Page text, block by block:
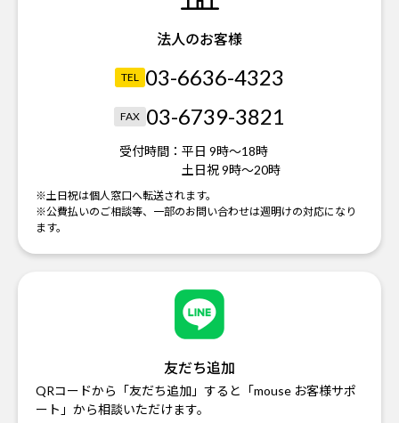
法人のお客様
TEL 03-6636-4323
FAX 03-6739-3821
受付時間： 平日 9時～18時
土日祝 9時～20時
※土日祝は個人窓口へ転送されます。
※公費払いのご相談等、一部のお問い合わせは週明けの対応になり
ます。
友だち追加
QRコードから「友だち追加」すると「mouse お客様サポ
ート」から相談いただけます。